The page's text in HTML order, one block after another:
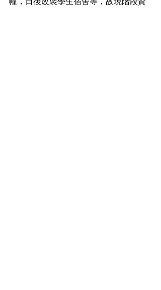
幢，日後改裝學生宿舍等，故現階段資